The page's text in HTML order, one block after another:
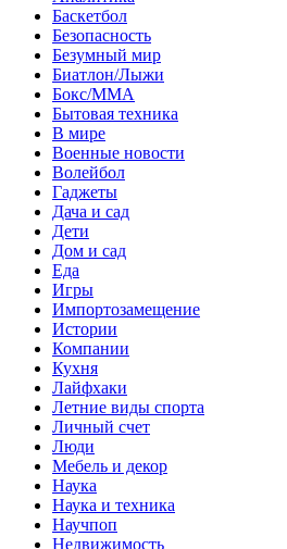
Баскетбол
Безопасность
Безумный мир
Биатлон/Лыжи
Бокс/MMA
Бытовая техника
В мире
Военные новости
Волейбол
Гаджеты
Дача и сад
Дети
Дом и сад
Еда
Игры
Импортозамещение
Истории
Компании
Кухня
Лайфхаки
Летние виды спорта
Личный счет
Люди
Мебель и декор
Наука
Наука и техника
Научпоп
Недвижимость